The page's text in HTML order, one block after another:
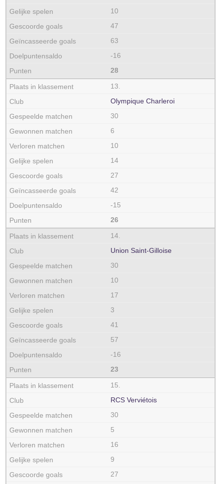
10
47
63
-16
28
13.
Olympique Charleroi
30
6
10
14
27
42
-15
26
14.
Union Saint-Gilloise
30
10
17
3
41
57
-16
23
15.
RCS Verviétois
30
5
16
9
27